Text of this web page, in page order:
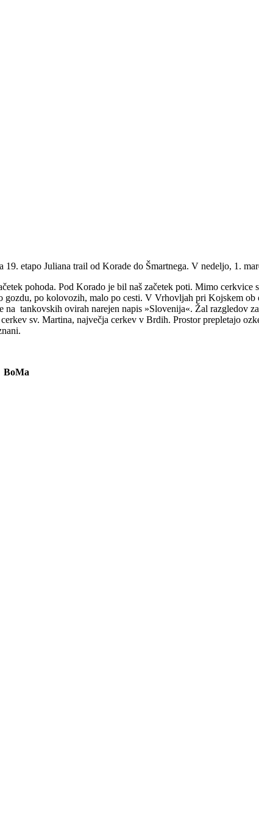
19. etapo Juliana trail od Korade do Šmartnega. V nedeljo, 1.
pohoda. Pod Korado je bil naš začetek poti. Mimo cerkvice
gozdu, po kolovozih, malo po cesti. V Vrhovljah pri Kojskem
tankovskih ovirah narejen napis »Slovenija«. Žal razgledov
sv. Martina, največja cerkev v Brdih. Prostor prepletajo
BoMa